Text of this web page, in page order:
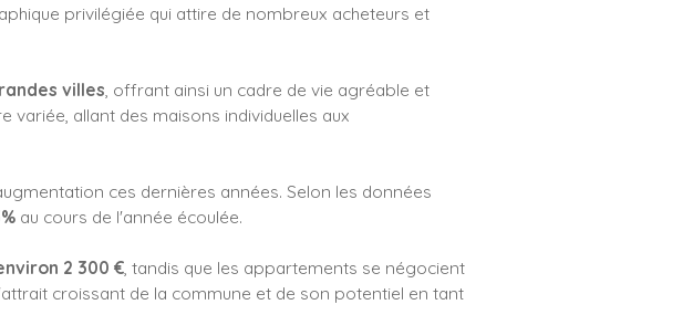
privilégiée qui attire de nombreux acheteurs et
villes , offrant ainsi un cadre de vie agréable et
allant des maisons individuelles aux
ces dernières années. Selon les données
au cours de l'année écoulée.
2 300 € , tandis que les appartements se négocient
croissant de la commune et de son potentiel en tant